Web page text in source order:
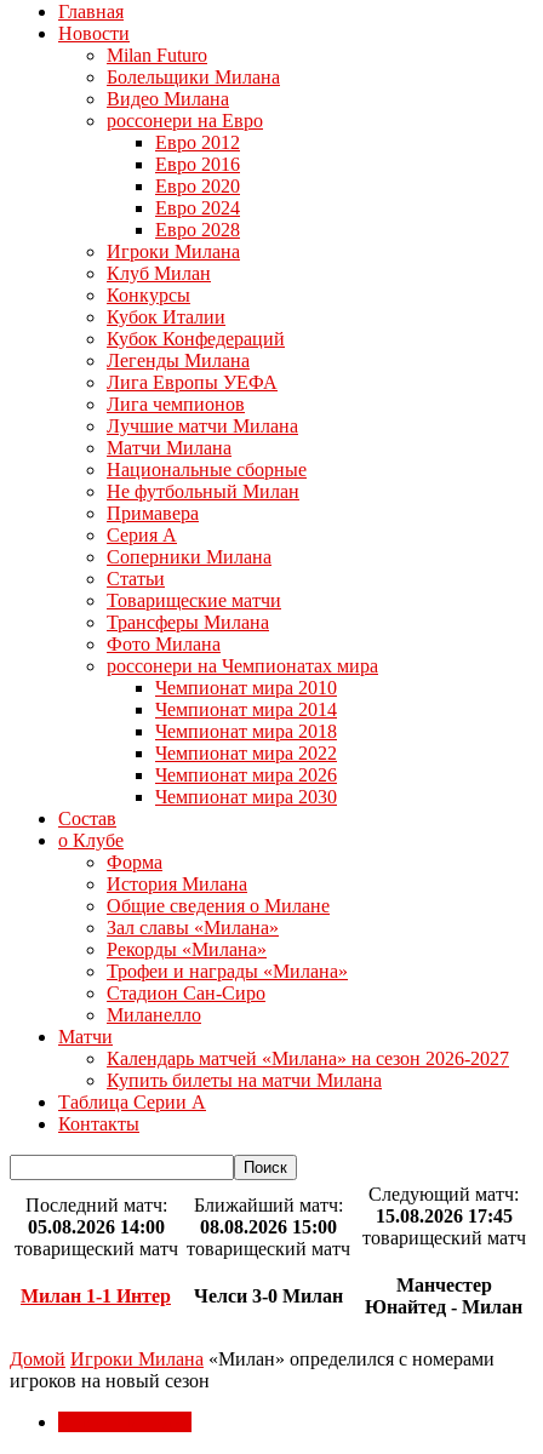
Главная
Новости
Milan Futuro
Болельщики Милана
Видео Милана
россонери на Евро
Евро 2012
Евро 2016
Евро 2020
Евро 2024
Евро 2028
Игроки Милана
Клуб Милан
Конкурсы
Кубок Италии
Кубок Конфедераций
Легенды Милана
Лига Европы УЕФА
Лига чемпионов
Лучшие матчи Милана
Матчи Милана
Национальные сборные
Не футбольный Милан
Примавера
Серия А
Соперники Милана
Статьи
Товарищеские матчи
Трансферы Милана
Фото Милана
россонери на Чемпионатах мира
Чемпионат мира 2010
Чемпионат мира 2014
Чемпионат мира 2018
Чемпионат мира 2022
Чемпионат мира 2026
Чемпионат мира 2030
Состав
о Клубе
Форма
История Милана
Общие сведения о Милане
Зал славы «Милана»
Рекорды «Милана»
Трофеи и награды «Милана»
Стадион Сан-Сиро
Миланелло
Матчи
Календарь матчей «Милана» на сезон 2026-2027
Купить билеты на матчи Милана
Таблица Серии А
Контакты
Последний матч:
05.08.2026 14:00
товарищеский матч
Милан 1-1 Интер
Ближайший матч:
08.08.2026 15:00
товарищеский матч
Челси 3-0 Милан
Следующий матч:
15.08.2026 17:45
товарищеский матч
Манчестер
Юнайтед - Милан
Домой Игроки Милана «Милан» определился с номерами
игроков на новый сезон